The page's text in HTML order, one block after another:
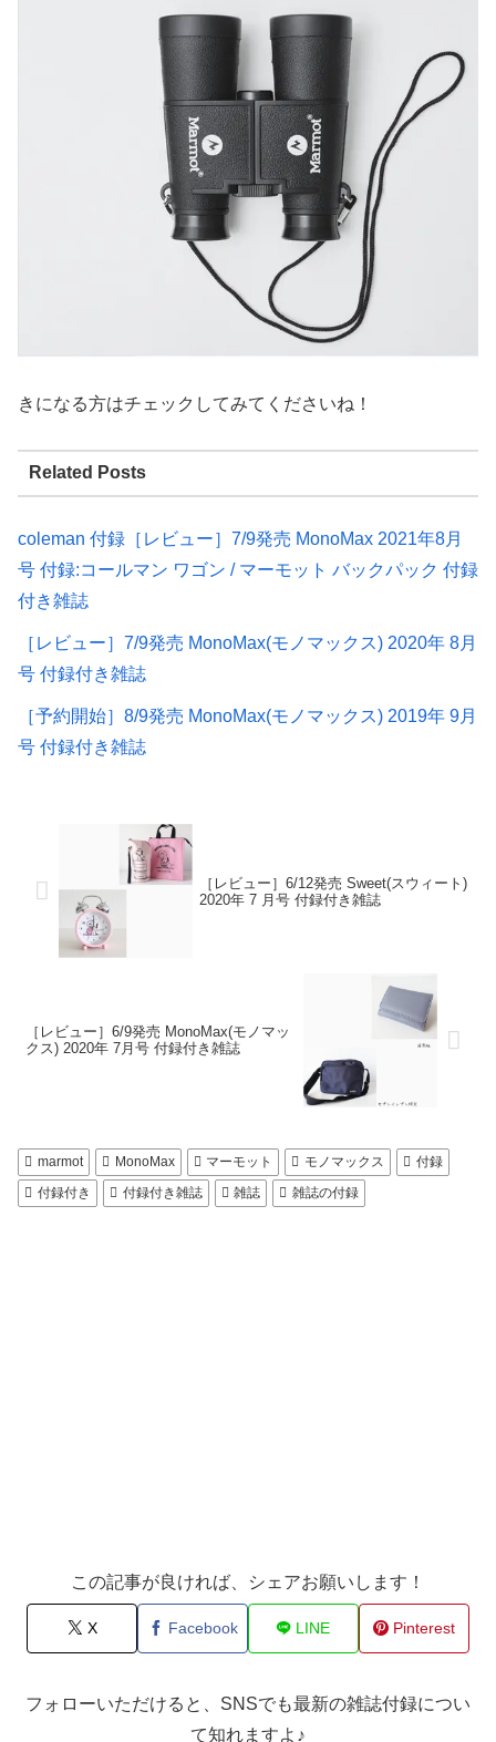
きになる方はチェックしてみてくださいね！
Related Posts
coleman 付録［レビュー］7/9発売 MonoMax 2021年8月
号 付録:コールマン ワゴン / マーモット バックパック 付録
付き雑誌
［レビュー］7/9発売 MonoMax(モノマックス) 2020年 8月
号 付録付き雑誌
［予約開始］8/9発売 MonoMax(モノマックス) 2019年 9月
号 付録付き雑誌
［レビュー］6/12発売 Sweet(スウィート)
2020年 7 月号 付録付き雑誌
［レビュー］6/9発売 MonoMax(モノマッ
クス) 2020年 7月号 付録付き雑誌
marmot MonoMax マーモット モノマックス
付録
付録付き
付録付き雑誌 雑誌 雑誌の付録
この記事が良ければ、シェアお願いします！
X Facebook LINE Pinterest
フォローいただけると、SNSでも最新の雑誌付録につい
て知れますよ♪